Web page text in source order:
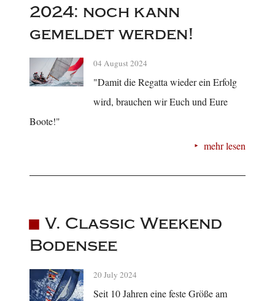
2024: noch kann
gemeldet werden!
04 August 2024
"Damit die Regatta wieder ein Erfolg
wird, brauchen wir Euch und Eure
Boote!"
mehr lesen
V. Classic Weekend
Bodensee
20 July 2024
Seit 10 Jahren eine feste Größe am